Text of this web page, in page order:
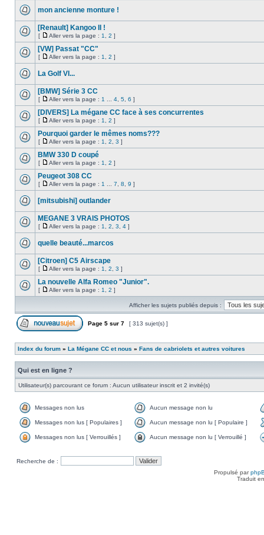
mon ancienne monture !
[Renault] Kangoo II !
[ Aller vers la page : 1 2 ]
[VW] Passat "CC"
[ Aller vers la page : 1 2 ]
La Golf VI...
[BMW] Série 3 CC
[ Aller vers la page : 1 4 5 6 ]
[DIVERS] La mégane CC face à ses concurrentes
[ Aller vers la page : 1 2 ]
Pourquoi garder le mêmes noms???
[ Aller vers la page : 1 2 3 ]
BMW 330 D coupé
[ Aller vers la page : 1 2 ]
Peugeot 308 CC
[ Aller vers la page : 1 7 8 9 ]
[mitsubishi] outlander
MEGANE 3 VRAIS PHOTOS
[ Aller vers la page : 1 2 3 4 ]
quelle beauté...marcos
[Citroen] C5 Airscape
[ Aller vers la page : 1 2 3 ]
La nouvelle Alfa Romeo "Junior".
[ Aller vers la page : 1 2 ]
Afficher les sujets publiés depuis :
Page 5 sur 7 [ 313 sujet(s) ]
Index du forum » La Mégane CC et nous » Fans de cabriolets et autres voitures
Qui est en ligne ?
Utilisateur(s) parcourant ce forum : Aucun utilisateur inscrit et 2 invité(s)
Messages non lus Aucun message non lu
Messages non lus [ Populaires ] Aucun message non lu [ Populaire ]
Messages non lus [ Verrouillés ] Aucun message non lu [ Verrouillé ]
Recherche de :
Propulsé par
Traduit